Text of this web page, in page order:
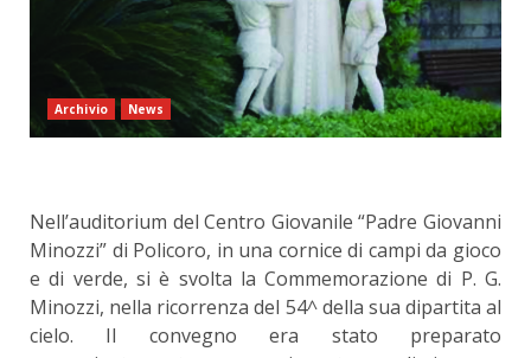
Archivio News
Nell’auditorium del Centro Giovanile “Padre Giovanni
Minozzi” di Policoro, in una cornice di campi da gioco
e di verde, si è svolta la Commemorazione di P. G.
Minozzi, nella ricorrenza del 54^ della sua dipartita al
cielo. Il convegno era stato preparato